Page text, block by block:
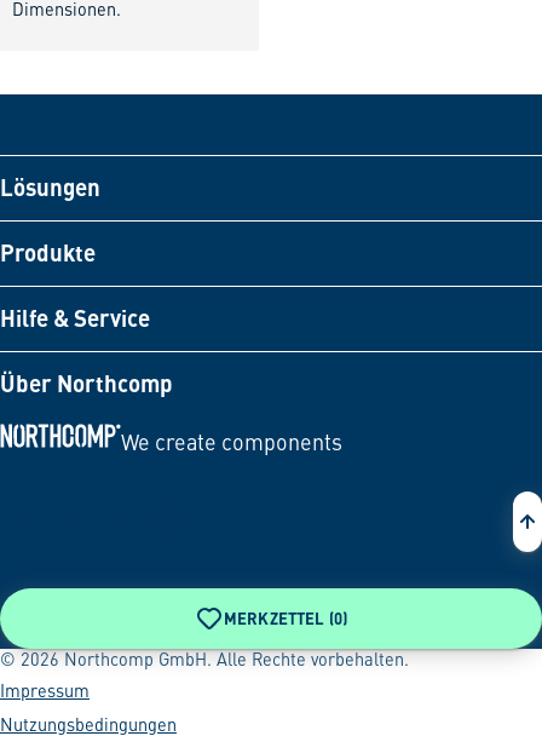
Dimensionen.
Lösungen
Produkte
Hilfe & Service
Über Northcomp
We create components
MERKZETTEL (0)
© 2026 Northcomp GmbH. Alle Rechte vorbehalten.
Impressum
Nutzungsbedingungen